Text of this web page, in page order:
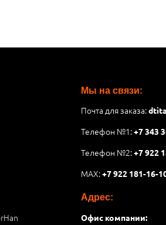
Мы на связи:
Почта для заказа:
Телефон №1:+7 343
Телефон №2:+7 922
MAX:+7 922 181-16-
Адрес:
Офис компании: